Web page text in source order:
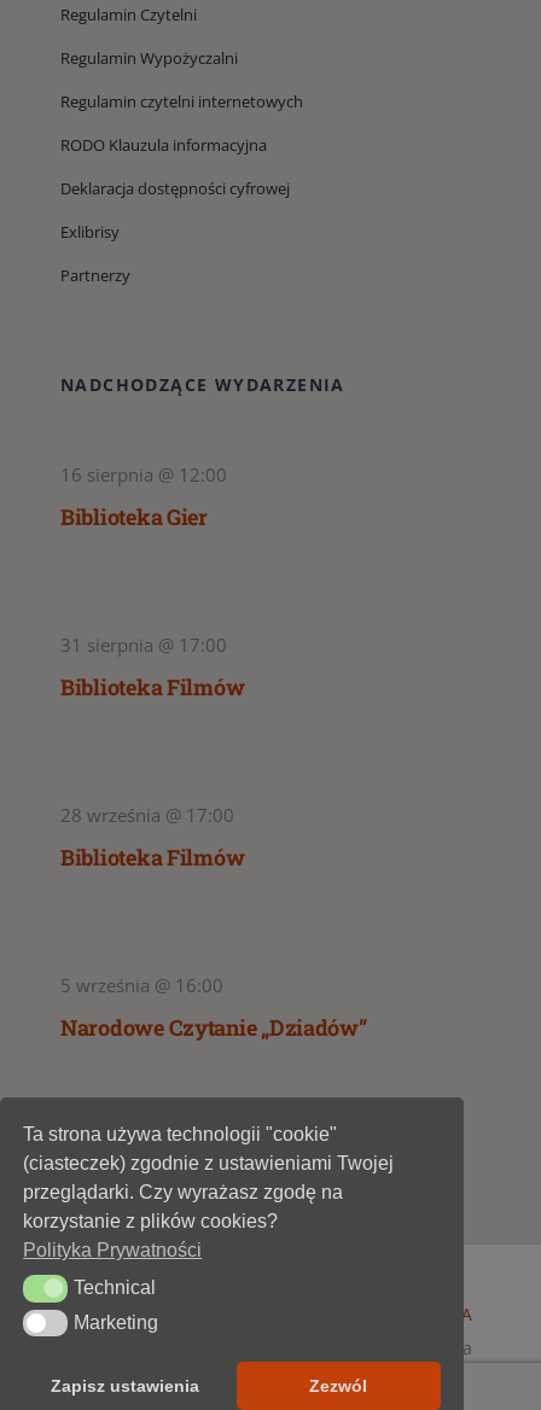
Regulamin Czytelni
Regulamin Wypożyczalni
Regulamin czytelni internetowych
RODO Klauzula informacyjna
Deklaracja dostępności cyfrowej
Exlibrisy
Partnerzy
NADCHODZĄCE WYDARZENIA
16 sierpnia @ 12:00
Biblioteka Gier
31 sierpnia @ 17:00
Biblioteka Filmów
28 września @ 17:00
Biblioteka Filmów
5 września @ 16:00
Narodowe Czytanie „Dziadów”
1
© 1947 - 2026 •
Miejska Biblioteka Publiczna im. A
• wszelkie prawa
zastrzeżone • projekt i realizacjaSOKÓŁ-IT
Ta strona używa technologii "cookie"
(ciasteczek) zgodnie z ustawieniami Twojej
przeglądarki. Czy wyrażasz zgodę na
korzystanie z plików cookies?
Polityka Prywatności
TechnicalTechnical
MarketingMarketing
Zapisz ustawienia Zezwól